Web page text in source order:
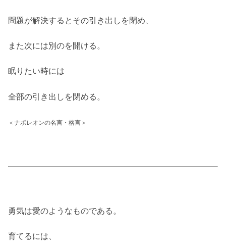
問題が解決するとその引き出しを閉め、
また次には別のを開ける。
眠りたい時には
全部の引き出しを閉める。
＜ナポレオンの名言・格言＞
勇気は愛のようなものである。
育てるには、